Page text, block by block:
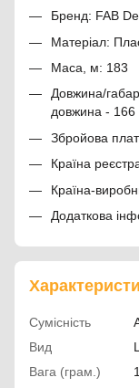
Бренд: FAB
Матеріал:
Маса, м: 183
Довжина/
довжина -
Збройова
Країна
Країна-
Додаткова
Сумісність
Вид
Вага (грам.)